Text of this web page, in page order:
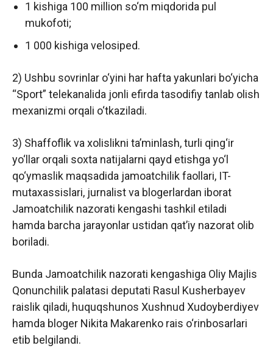
1 kishiga 100 million so‘m miqdorida pul
mukofoti;
1 000 kishiga velosiped.
2) Ushbu sovrinlar o‘yini har hafta yakunlari bo‘yicha
“Sport” telekanalida jonli efirda tasodifiy tanlab olish
mexanizmi orqali o‘tkaziladi.
3) Shaffoflik va xolislikni ta’minlash, turli qing‘ir
yo‘llar orqali soxta natijalarni qayd etishga yo‘l
qo‘ymaslik maqsadida jamoatchilik faollari, IT-
mutaxassislari, jurnalist va blogerlardan iborat
Jamoatchilik nazorati kengashi tashkil etiladi
hamda barcha jarayonlar ustidan qat’iy nazorat olib
boriladi.
Bunda Jamoatchilik nazorati kengashiga Oliy Majlis
Qonunchilik palatasi deputati Rasul Kusherbayev
raislik qiladi, huquqshunos Xushnud Xudoyberdiyev
hamda bloger Nikita Makarenko rais o‘rinbosarlari
etib belgilandi.